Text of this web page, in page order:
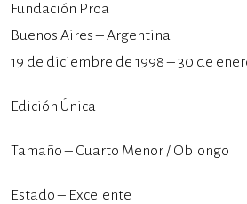
Fundación Proa
Buenos Aires – Argentina
19 de diciembre de 1998 – 30 de
Edición Única
Tamaño – Cuarto Menor / Oblongo
Estado – Excelente